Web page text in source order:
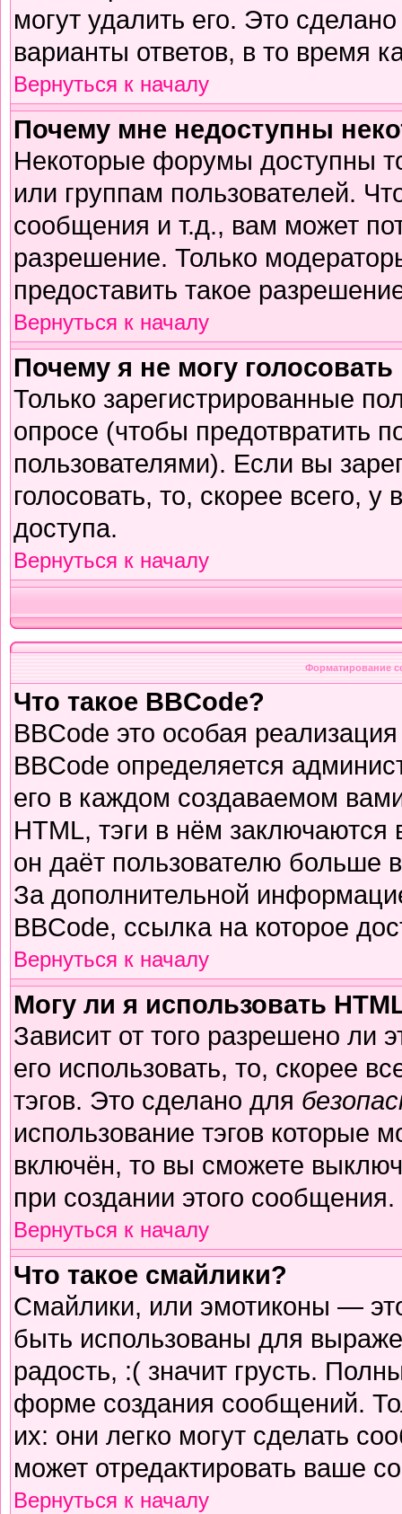
могут удалить его. Это
варианты ответов, в то время
Вернуться к началу
Почему мне недоступны
Некоторые форумы доступны
или группам пользователей.
сообщения и т.д., вам может
разрешение. Только
предоставить такое
Вернуться к началу
Почему я не могу
Только зарегистрированные
опросе (чтобы предотвратить
пользователями). Если вы
голосовать, то, скорее всего,
доступа.
Вернуться к началу
Форматирование
Что такое BBCode?
BBCode это особая
BBCode определяется
его в каждом создаваемом
HTML, тэги в нём
он даёт пользователю больше
За дополнительной
BBCode, ссылка на которое
Вернуться к началу
Могу ли я использовать
Зависит от того разрешено ли
его использовать, то, скорее
тэгов. Это сделано для
использование тэгов которые
включён, то вы сможете
при создании этого сообщения.
Вернуться к началу
Что такое смайлики?
Смайлики, или эмотиконы —
быть использованы для
радость, :( значит грусть.
форме создания сообщений.
их: они легко могут сделать
может отредактировать ваше
Вернуться к началу